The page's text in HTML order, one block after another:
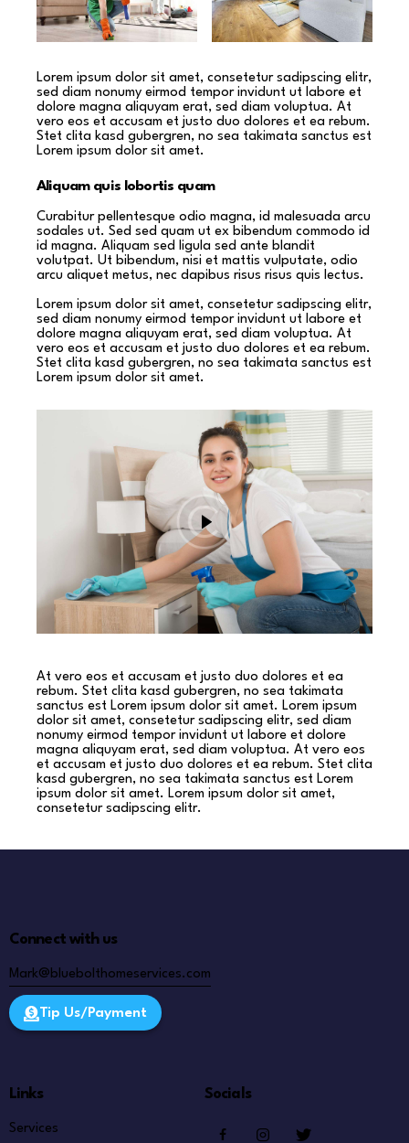
Lorem ipsum dolor sit amet, consetetur sadipscing elitr,
sed diam nonumy eirmod tempor invidunt ut labore et
dolore magna aliquyam erat, sed diam voluptua. At
vero eos et accusam et justo duo dolores et ea rebum.
Stet clita kasd gubergren, no sea takimata sanctus est
Lorem ipsum dolor sit amet.
Aliquam quis lobortis quam
Curabitur pellentesque odio magna, id malesuada arcu
sodales ut. Sed sed quam ut ex bibendum commodo id
id magna. Aliquam sed ligula sed ante blandit
volutpat. Ut bibendum, nisi et mattis vulputate, odio
arcu aliquet metus, nec dapibus risus risus quis lectus.
Lorem ipsum dolor sit amet, consetetur sadipscing elitr,
sed diam nonumy eirmod tempor invidunt ut labore et
dolore magna aliquyam erat, sed diam voluptua. At
vero eos et accusam et justo duo dolores et ea rebum.
Stet clita kasd gubergren, no sea takimata sanctus est
Lorem ipsum dolor sit amet.
At vero eos et accusam et justo duo dolores et ea
rebum. Stet clita kasd gubergren, no sea takimata
sanctus est Lorem ipsum dolor sit amet. Lorem ipsum
dolor sit amet, consetetur sadipscing elitr, sed diam
nonumy eirmod tempor invidunt ut labore et dolore
magna aliquyam erat, sed diam voluptua. At vero eos
et accusam et justo duo dolores et ea rebum. Stet clita
kasd gubergren, no sea takimata sanctus est Lorem
ipsum dolor sit amet. Lorem ipsum dolor sit amet,
consetetur sadipscing elitr.
Connect with us
Mark@bluebolthomeservices.com
Tip Us/Payment
Links
Services
Socials